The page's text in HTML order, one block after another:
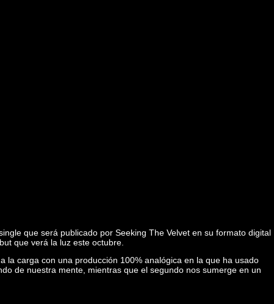
que será publicado por Seeking The Velvet en su formato digital
que verá la luz este octubre.
la carga con una producción 100% analógica en la que ha usado
de nuestra mente, mientras que el segundo nos sumerge en un